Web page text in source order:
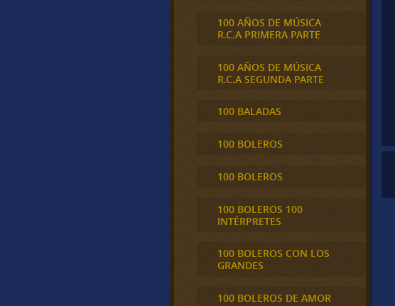
100 AÑOS DE MÚSICA
R.C.A PRIMERA PARTE
100 AÑOS DE MÚSICA
R.C.A SEGUNDA PARTE
100 BALADAS
100 BOLEROS
100 BOLEROS
100 BOLEROS 100
INTÉRPRETES
100 BOLEROS CON LOS
GRANDES
100 BOLEROS DE AMOR